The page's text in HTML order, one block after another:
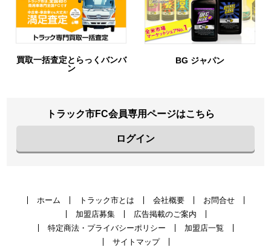
買取一括査定とらっくバンバ
ン
BG ジャパン
トラック市FC会員専用ページはこちら
ログイン
ホーム トラック市とは 会社概要
お問合せ
加盟店募集
広告掲載のご案内
特定商法・プライバシーポリシー
加盟店一覧
サイトマップ